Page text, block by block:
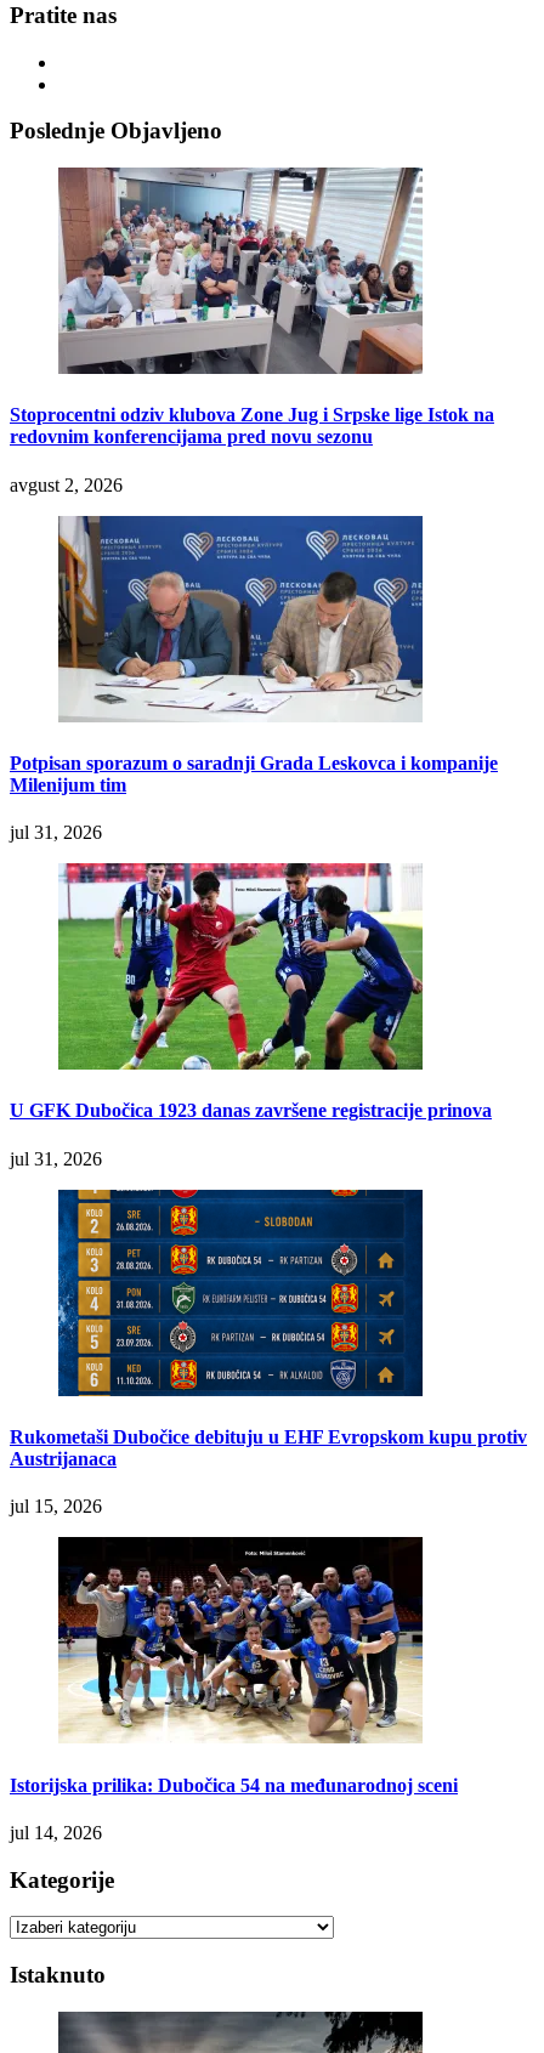
Pratite nas
Poslednje Objavljeno
Stoprocentni odziv klubova Zone Jug i Srpske lige Istok na
redovnim konferencijama pred novu sezonu
avgust 2, 2026
Potpisan sporazum o saradnji Grada Leskovca i kompanije
Milenijum tim
jul 31, 2026
U GFK Dubočica 1923 danas završene registracije prinova
jul 31, 2026
Rukometaši Dubočice debituju u EHF Evropskom kupu protiv
Austrijanaca
jul 15, 2026
Istorijska prilika: Dubočica 54 na međunarodnoj sceni
jul 14, 2026
Kategorije
Kategorije
Istaknuto